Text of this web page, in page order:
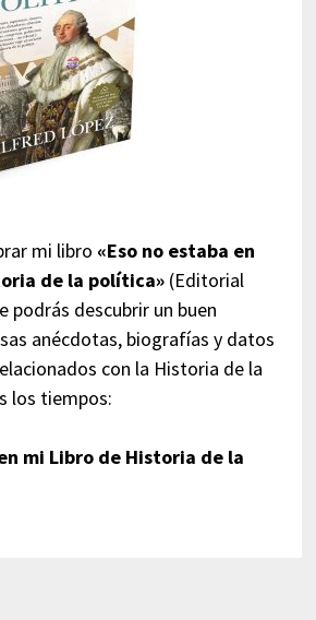
mi libro «Eso no estaba en
de la política»(Editorial
podrás descubrir un buen
anécdotas, biografías y datos
con la Historia de la
los tiempos:
mi Libro de Historia de la